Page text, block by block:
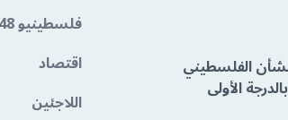
الفلسطيني
الأولى
فلسطينيو 48
اقتصاد
اللاجئين